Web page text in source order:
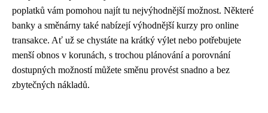
poplatků vám pomohou najít tu nejvýhodnější možnost. Některé
banky a směnárny také nabízejí výhodnější kurzy pro online
transakce. Ať už se chystáte na krátký výlet nebo potřebujete
menší obnos v korunách, s trochou plánování a porovnání
dostupných možností můžete směnu provést snadno a bez
zbytečných nákladů.